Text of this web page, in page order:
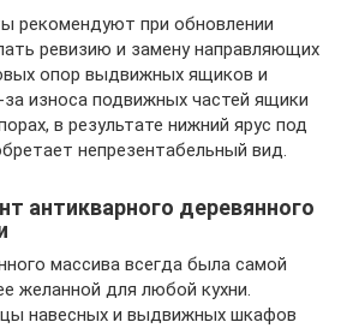
рекомендуют при обновлении
ревизию и замену направляющих
опор выдвижных ящиков и
износа подвижных частей ящики
в результате нижний ярус под
непрезентабельный вид.
антикварного деревянного
массива всегда была самой
желанной для любой кухни.
навесных и выдвижных шкафов